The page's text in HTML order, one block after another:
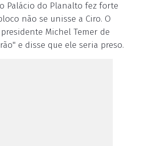
Palácio do Planalto fez forte
não se unisse a Ciro. O
Michel Temer de
e disse que ele seria preso.